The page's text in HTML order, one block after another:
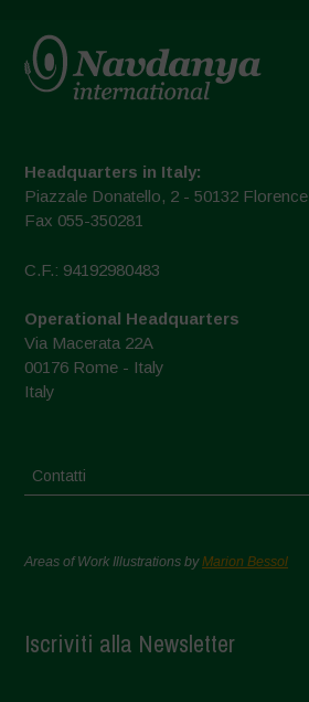
Headquarters in Italy:
Piazzale Donatello, 2 - 50132 Florence
Fax 055-350281
C.F.: 94192980483
Operational Headquarters
Via Macerata 22A
00176 Rome - Italy
Italy
Contatti
Areas of Work Illustrations byMarion Bessol
Iscriviti alla Newsletter